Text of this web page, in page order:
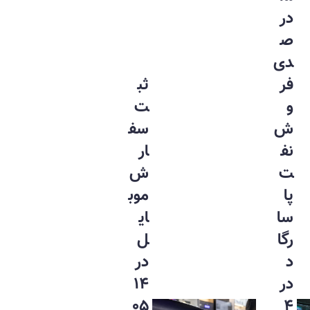
در
ص
دی
فر
و
ش
نف
ت
پا
سا
رگا
د
در
ثب
ت
سف
ار
ش
موب
ای
ل
در
۱۴